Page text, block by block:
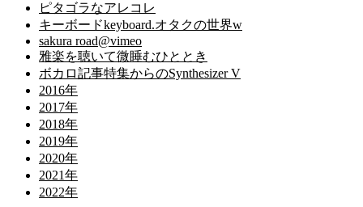
ピタゴラなアレコレ
キーボードkeyboard.オタクの世界w
sakura road@vimeo
雅楽を聴いて微睡むひととき
ボカロ記事特集からのSynthesizer V
2016年
2017年
2018年
2019年
2020年
2021年
2022年